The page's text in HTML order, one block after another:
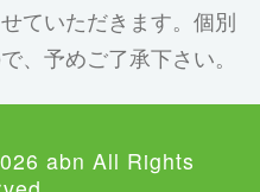
ていただきます。個別
、予めご了承下さい。
abn All Rights